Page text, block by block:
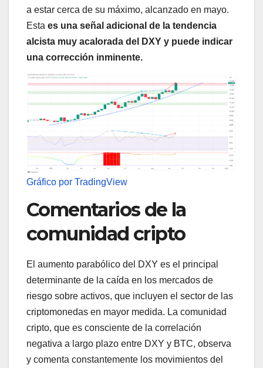
a estar cerca de su máximo, alcanzado en mayo.
Esta es una señal adicional de la tendencia
alcista muy acalorada del DXY y puede indicar
una corrección inminente.
Gráfico por TradingView
Comentarios de la
comunidad cripto
El aumento parabólico del DXY es el principal
determinante de la caída en los mercados de
riesgo sobre activos, que incluyen el sector de las
criptomonedas en mayor medida. La comunidad
cripto, que es consciente de la correlación
negativa a largo plazo entre DXY y BTC, observa
y comenta constantemente los movimientos del